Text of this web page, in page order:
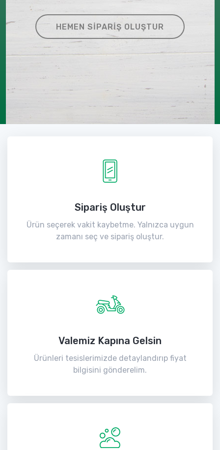
HEMEN SIPARIŞ OLUŞTUR
Sipariş Oluştur
Ürün seçerek vakit kaybetme. Yalnızca uygun
zamanı seç ve sipariş oluştur.
Valemiz Kapına Gelsin
Ürünleri tesislerimizde detaylandırıp fiyat
bilgisini gönderelim.